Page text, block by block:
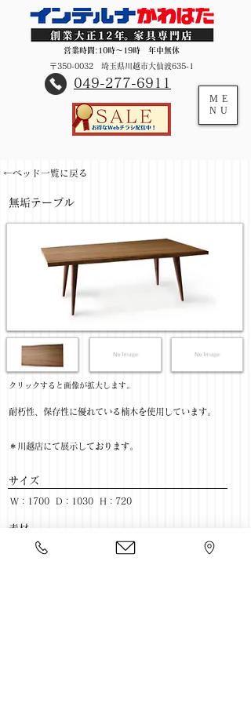
営業時間:10時～19時 年中無休
〒350-0032 埼玉県川越市大仙波635-1
​049-277-6911
ME
NU
←ベッド一覧に戻る
無垢テーブル
​クリックすると画像が拡大します。
耐朽性、保存性に優れている楠木を使用しています。
＊川越店にて展示しております。
サイズ
W：1700 D：1030 H：720
​素材
材：楠木